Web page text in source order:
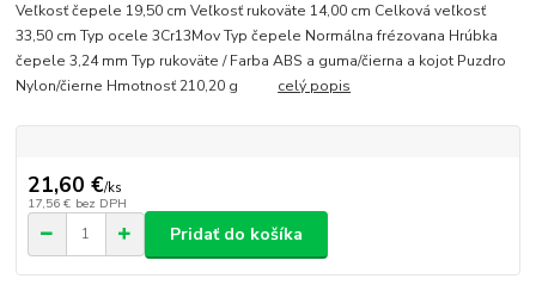
Veľkosť čepele 19,50 cm Veľkosť rukoväte 14,00 cm Celková veľkosť
33,50 cm Typ ocele 3Cr13Mov Typ čepele Normálna frézovana Hrúbka
čepele 3,24 mm Typ rukoväte / Farba ABS a guma/čierna a kojot Puzdro
Nylon/čierne Hmotnosť 210,20 g celý popis
21,60 €/ks
17,56 € bez DPH
Pridať do košíka